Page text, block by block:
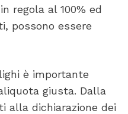
regola al 100% ed
possono essere
è importante
giusta. Dalla
alla dichiarazione dei